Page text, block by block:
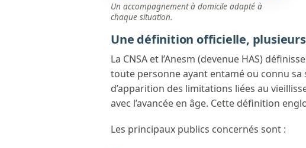
Un accompagnement à domicile adapté à
chaque situation.
Une définition officielle,
La CNSA et l’Anesm (devenue HAS)
toute personne ayant entamé ou connu sa
d’apparition des limitations liées au
avec l’avancée en âge. Cette définition
Les principaux publics concernés sont :